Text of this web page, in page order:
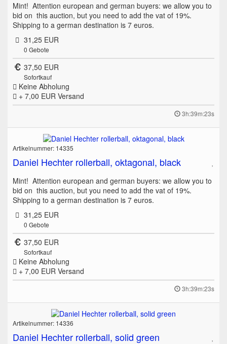
Mint! Attention european and german buyers: we allow you to
bid on this auction, but you need to add the vat of 19%.
Shipping to a german destination is 7 euros.
31,25 EUR
0 Gebote
37,50 EUR
Sofortkauf
Keine Abholung
+ 7,00 EUR Versand
3h:39m:23s
Artikelnummer: 14335
Daniel Hechter rollerball, oktagonal, black
Mint! Attention european and german buyers: we allow you to
bid on this auction, but you need to add the vat of 19%.
Shipping to a german destination is 7 euros.
31,25 EUR
0 Gebote
37,50 EUR
Sofortkauf
Keine Abholung
+ 7,00 EUR Versand
3h:39m:23s
Artikelnummer: 14336
Daniel Hechter rollerball, solid green